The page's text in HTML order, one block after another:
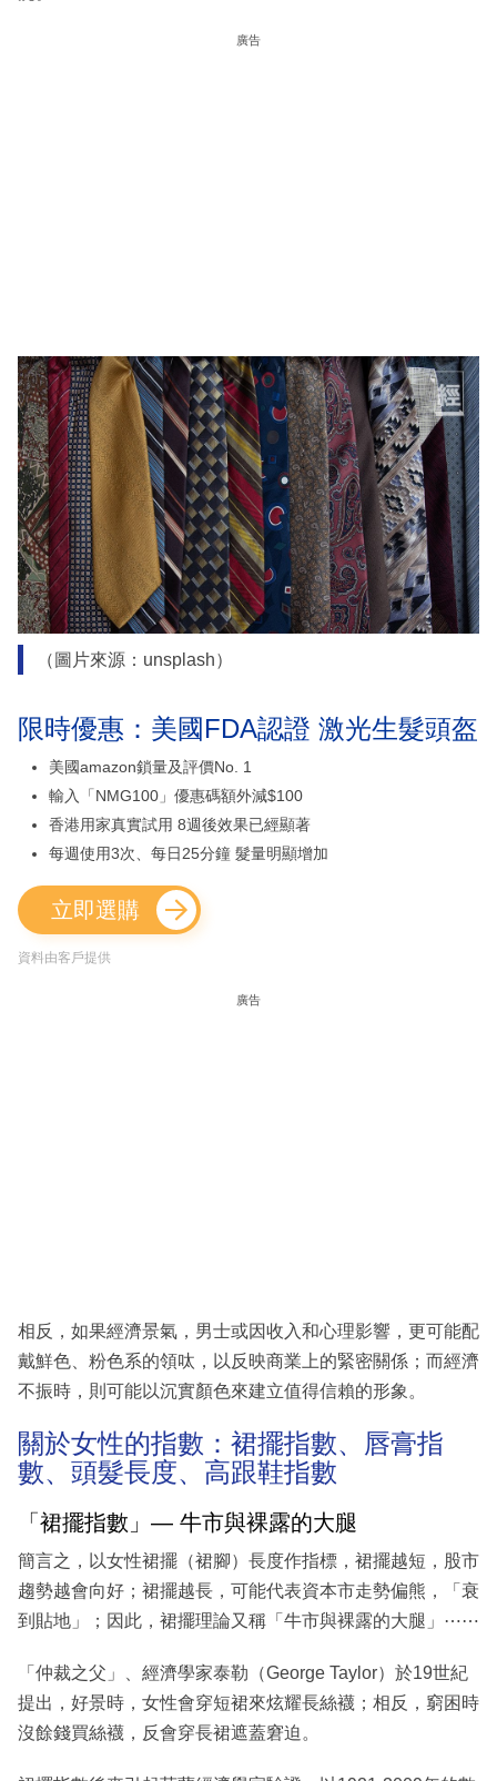
廣告
（圖片來源：unsplash）
限時優惠：美國FDA認證 激光生髮頭盔
美國amazon鎖量及評價No. 1
輸入「NMG100」優惠碼額外減$100
香港用家真實試用 8週後效果已經顯著
每週使用3次、每日25分鐘 髮量明顯增加
立即選購
資料由客戶提供
廣告
相反，如果經濟景氣，男士或因收入和心理影響，更可能配
戴鮮色、粉色系的領呔，以反映商業上的緊密關係；而經濟
不振時，則可能以沉實顏色來建立值得信賴的形象。
關於女性的指數：裙擺指數、唇膏指
數、頭髮長度、高跟鞋指數
「裙擺指數」— 牛市與裸露的大腿
簡言之，以女性裙擺（裙腳）長度作指標，裙擺越短，股市
趨勢越會向好；裙擺越長，可能代表資本市走勢偏熊，「衰
到貼地」；因此，裙擺理論又稱「牛市與裸露的大腿」⋯⋯
「仲裁之父」、經濟學家泰勒（George Taylor）於19世紀
提出，好景時，女性會穿短裙來炫耀長絲襪；相反，窮困時
沒餘錢買絲襪，反會穿長裙遮蓋窘迫。